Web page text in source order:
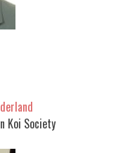
Koi Society